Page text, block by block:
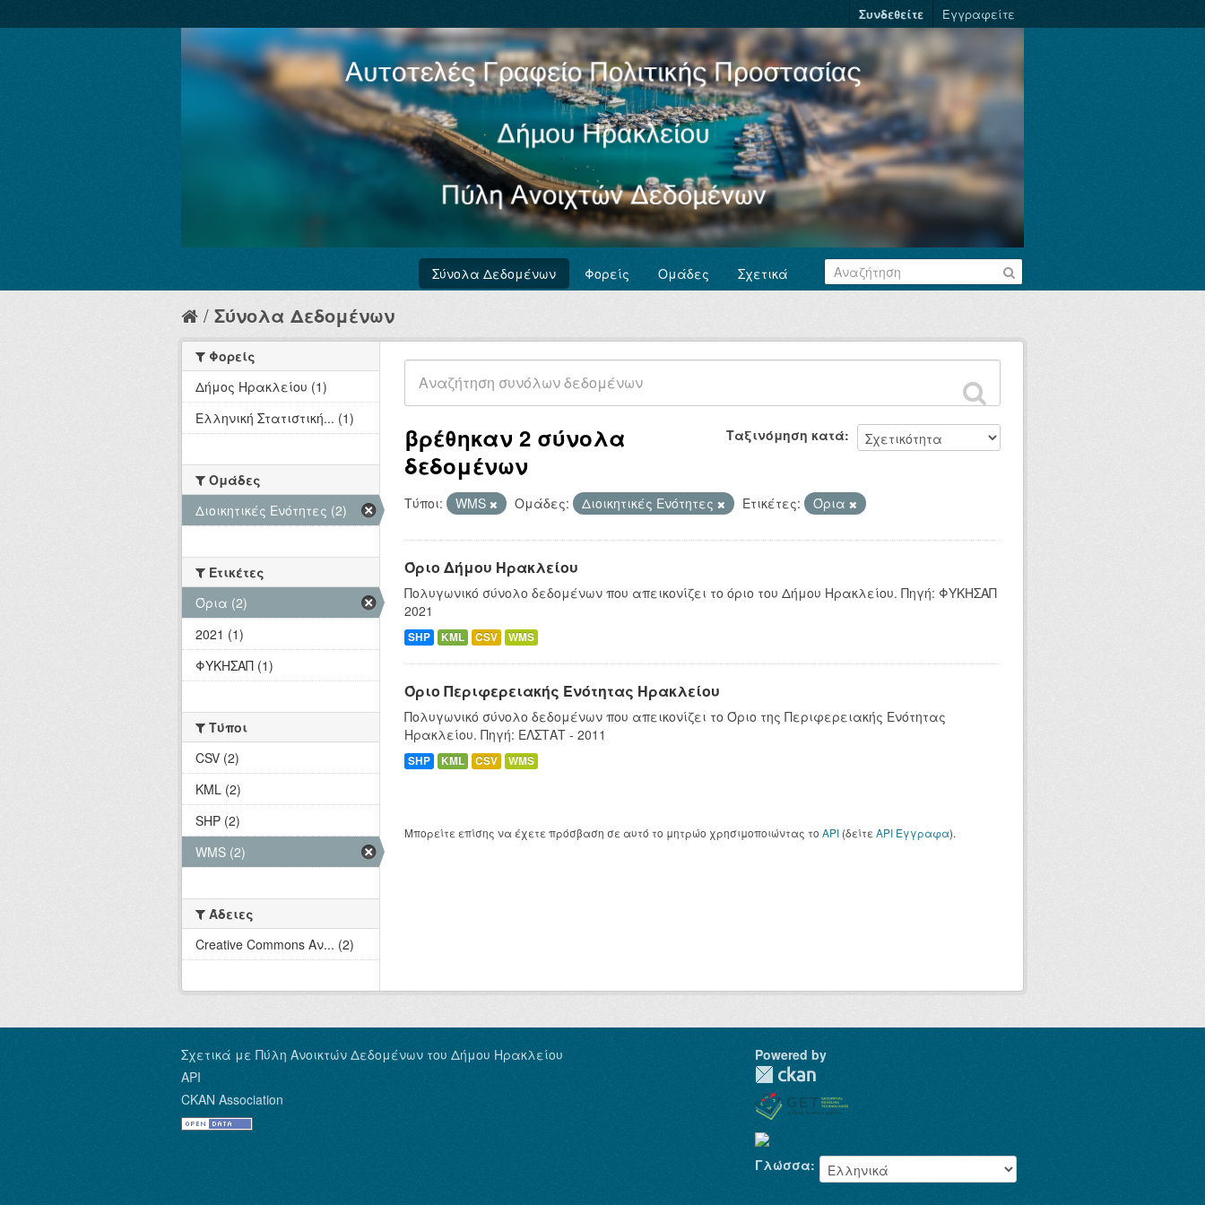
Συνδεθείτε Εγγραφείτε
Σύνολα Δεδομένων Φορείς Ομάδες Σχετικά
Σύνολα Δεδομένων
Ταξινόμηση κατά
βρέθηκαν 2 σύνολα
δεδομένων
Τύποι: WMS Ομάδες: Διοικητικές Ενότητες Ετικέτες: Όρια
Όριο Δήμου Ηρακλείου
Πολυγωνικό σύνολο δεδομένων που απεικονίζει το όριο του Δήμου Ηρακλείου. Πηγή: ΦΥΚΗΣΑΠ
2021
SHP KML CSV WMS
Όριο Περιφερειακής Ενότητας Ηρακλείου
Πολυγωνικό σύνολο δεδομένων που απεικονίζει το Όριο της Περιφερειακής Ενότητας
Ηρακλείου. Πηγή: ΕΛΣΤΑΤ - 2011
SHP KML CSV WMS
Μπορείτε επίσης να έχετε πρόσβαση σε αυτό το μητρώο χρησιμοποιώντας το API (δείτε API Έγγραφα).
Φορείς
Δήμος Ηρακλείου (1)
Ελληνική Στατιστική... (1)
Ομάδες
Διοικητικές Ενότητες (2)
Ετικέτες
Όρια (2)
2021 (1)
ΦΥΚΗΣΑΠ (1)
Τύποι
CSV (2)
KML (2)
SHP (2)
WMS (2)
Άδειες
Creative Commons Αν... (2)
Σχετικά με Πύλη Ανοικτών Δεδομένων του Δήμου Ηρακλείου
API
CKAN Association
Powered by
Γλώσσα